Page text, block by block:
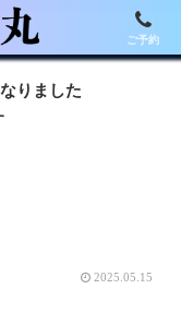
りました
2025.05.15
ご予約